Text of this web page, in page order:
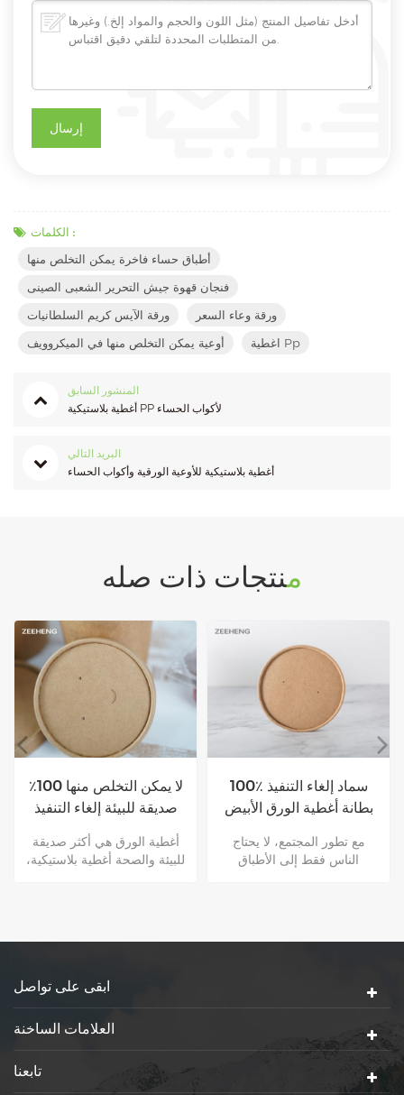
الكلمات :
أطباق حساء فاخرة يمكن التخلص منها
فنجان قهوة جيش التحرير الشعبى الصينى
ورقة الآيس كريم السلطانيات
ورقة وعاء السعر
أوعية يمكن التخلص منها في الميكروويف
اغطية Pp
المنشور السابق
أغطية بلاستيكية PP لأكواب الحساء
البريد التالي
أغطية بلاستيكية للأوعية الورقية وأكواب الحساء
منتجات ذات صله
لا يمكن التخلص منها 100٪
صديقة للبيئة إلغاء التنفيذ
أغطية الورق هي أكثر صديقة
للبيئة والصحة أغطية بلاستيكية،
100٪ سماد إلغاء التنفيذ
بطانة أغطية الورق الأبيض
مع تطور المجتمع، لا يحتاج
الناس فقط إلى الأطباق
ابقى على تواصل
العلامات الساخنة
تابعنا